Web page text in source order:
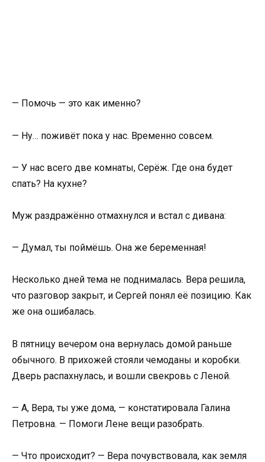
— Помочь — это как именно?
— Ну… поживёт пока у нас. Временно совсем.
— У нас всего две комнаты, Серёж. Где она будет
спать? На кухне?
Муж раздражённо отмахнулся и встал с дивана:
— Думал, ты поймёшь. Она же беременная!
Несколько дней тема не поднималась. Вера решила,
что разговор закрыт, и Сергей понял её позицию. Как
же она ошибалась.
В пятницу вечером она вернулась домой раньше
обычного. В прихожей стояли чемоданы и коробки.
Дверь распахнулась, и вошли свекровь с Леной.
— А, Вера, ты уже дома, — констатировала Галина
Петровна. — Помоги Лене вещи разобрать.
— Что происходит? — Вера почувствовала, как земля